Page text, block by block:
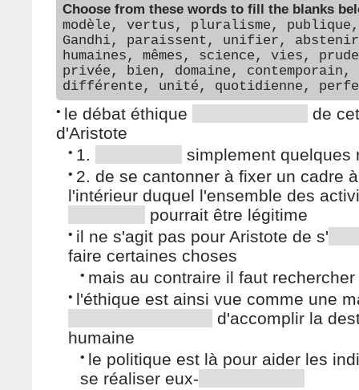
Choose from these words to fill the blanks
modèle, vertus, pluralisme,
Gandhi, paraissent, unifier,
humaines, mêmes, science, vies,
privée, bien, domaine,
différente, unité, quotidienne,
• le débat éthique
de
d'Aristote
• 1. simplement quelques
• 2. de se cantonner à fixer un cadre à
l'intérieur duquel l'ensemble des
pourrait être légitime
• il ne s'agit pas pour Aristote de s'
faire certaines choses
• mais au contraire il faut
• l'éthique est ainsi vue comme une
d'accomplir la
humaine
• le politique est là pour aider les
se réaliser eux-